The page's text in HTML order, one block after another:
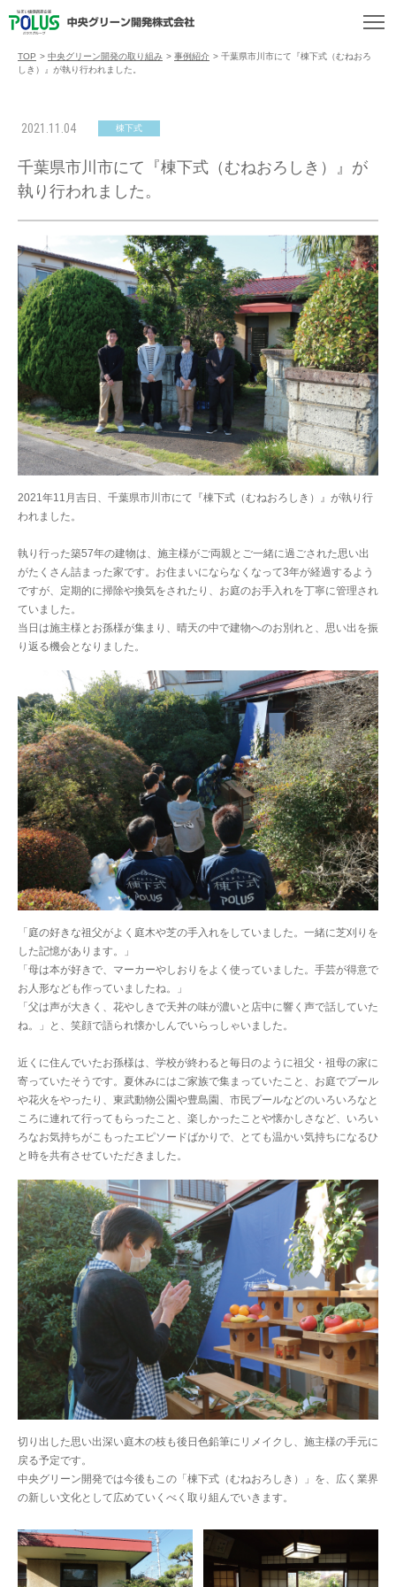
TOP > 中央グリーン開発の取り組み > 事例紹介 > 千葉県市川市にて『棟下式（むねおろ
しき）』が執り行われました。
2021.11.04 棟下式
千葉県市川市にて『棟下式（むねおろしき）』が
執り行われました。
2021年11月吉日、千葉県市川市にて『棟下式（むねおろしき）』が執り行
われました。
執り行った築57年の建物は、施主様がご両親とご一緒に過ごされた思い出
がたくさん詰まった家です。お住まいにならなくなって3年が経過するよう
ですが、定期的に掃除や換気をされたり、お庭のお手入れを丁寧に管理され
ていました。
当日は施主様とお孫様が集まり、晴天の中で建物へのお別れと、思い出を振
り返る機会となりました。
「庭の好きな祖父がよく庭木や芝の手入れをしていました。一緒に芝刈りを
した記憶があります。」
「母は本が好きで、マーカーやしおりをよく使っていました。手芸が得意で
お人形なども作っていましたね。」
「父は声が大きく、花やしきで天丼の味が濃いと店中に響く声で話していた
ね。」と、笑顔で語られ懐かしんでいらっしゃいました。
近くに住んでいたお孫様は、学校が終わると毎日のように祖父・祖母の家に
寄っていたそうです。夏休みにはご家族で集まっていたこと、お庭でプール
や花火をやったり、東武動物公園や豊島園、市民プールなどのいろいろなと
ころに連れて行ってもらったこと、楽しかったことや懐かしさなど、いろい
ろなお気持ちがこもったエピソードばかりで、とても温かい気持ちになるひ
と時を共有させていただきました。
切り出した思い出深い庭木の枝も後日色鉛筆にリメイクし、施主様の手元に
戻る予定です。
中央グリーン開発では今後もこの「棟下式（むねおろしき）」を、広く業界
の新しい文化として広めていくべく取り組んでいきます。